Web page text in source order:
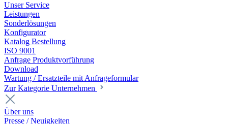
Unser Service
Leistungen
Sonderlösungen
Konfigurator
Katalog Bestellung
ISO 9001
Anfrage Produktvorführung
Download
Wartung / Ersatzteile mit Anfrageformular
Zur Kategorie Unternehmen
Über uns
Presse / Neuigkeiten